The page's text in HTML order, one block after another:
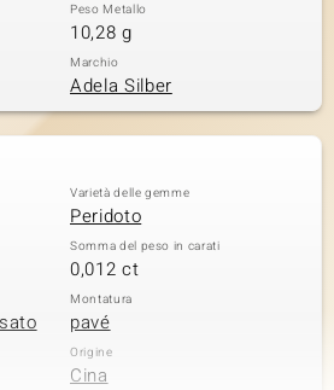
Peso Metallo
10,28 g
Marchio
Adela Silber
Varietà delle gemme
Peridoto
Somma del peso in carati
0,012 ct
Montatura
pavé
Origine
Cina